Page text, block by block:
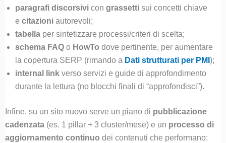
paragrafi discorsivicon grassettisui concetti chiave
e citazioniautorevoli;
tabellaper sintetizzare processi/criteri di scelta;
schema FAQo HowTo dove pertinente, per aumentare
la copertura SERP (rimando a Dati strutturati per PMI );
internal linkverso servizi e guide di approfondimento
durante la lettura (no blocchi finali di “approfondisci”).
Infine, su un sito nuovo serve un piano di pubblicazione
cadenzata(es. 1 pillar + 3 cluster/mese) e un processo di
aggiornamento continuo dei contenuti che performano: